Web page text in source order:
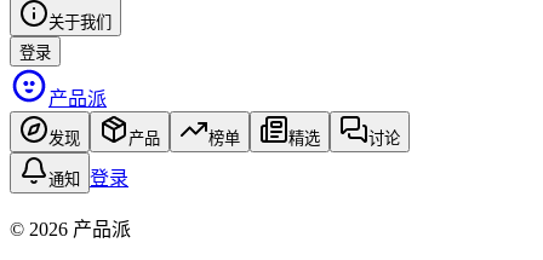
关于我们
登录
产品派
发现 产品 榜单 精选 讨论
通知 登录
© 2026 产品派